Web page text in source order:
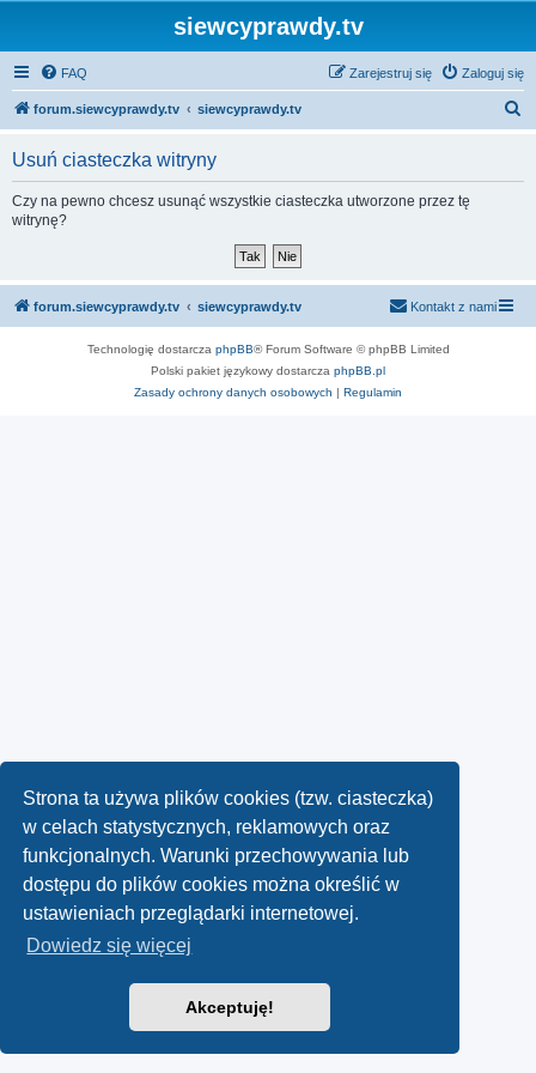
Strona ta używa plików cookies (tzw. ciasteczka)
w celach statystycznych, reklamowych oraz
funkcjonalnych. Warunki przechowywania lub
dostępu do plików cookies można określić w
ustawieniach przeglądarki internetowej.
Dowiedz się więcej
Akceptuję!
siewcyprawdy.tv
FAQ Zaloguj się
Zarejestruj się
forum.siewcyprawdy.tv siewcyprawdy.tv
Usuń ciasteczka witryny
Czy na pewno chcesz usunąć wszystkie ciasteczka utworzone przez tę
witrynę?
forum.siewcyprawdy.tv siewcyprawdy.tv Kontakt z nami
Technologię dostarcza phpBB® Forum Software © phpBB Limited
Polski pakiet językowy dostarcza phpBB.pl
Zasady ochrony danych osobowych | Regulamin